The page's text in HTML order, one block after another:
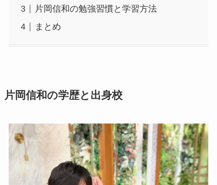
片岡信和の勉強習慣と学習方法
まとめ
片岡信和の学歴と出身校